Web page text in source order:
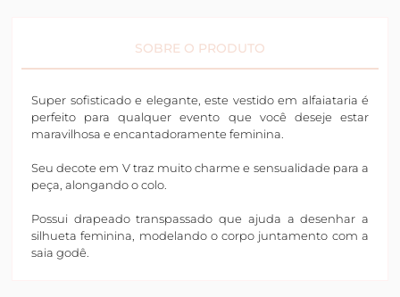
SOBRE O PRODUTO
Super sofisticado e elegante, este vestido em alfaiataria é
perfeito para qualquer evento que você deseje estar
maravilhosa e encantadoramente feminina.
Seu decote em V traz muito charme e sensualidade para a
peça, alongando o colo.
Possui drapeado transpassado que ajuda a desenhar a
silhueta feminina, modelando o corpo juntamento com a
saia godê.